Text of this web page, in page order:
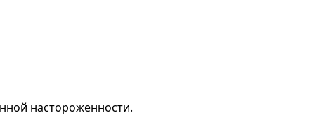
настороженности.